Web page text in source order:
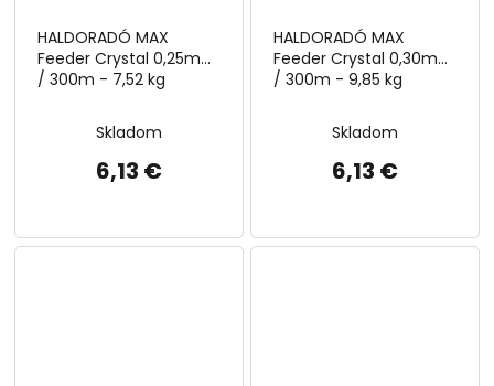
HALDORADÓ MAX
Feeder Crystal 0,25mm
/ 300m - 7,52 kg
Skladom
6,13 €
HALDORADÓ MAX
Feeder Crystal 0,30mm
/ 300m - 9,85 kg
Skladom
6,13 €